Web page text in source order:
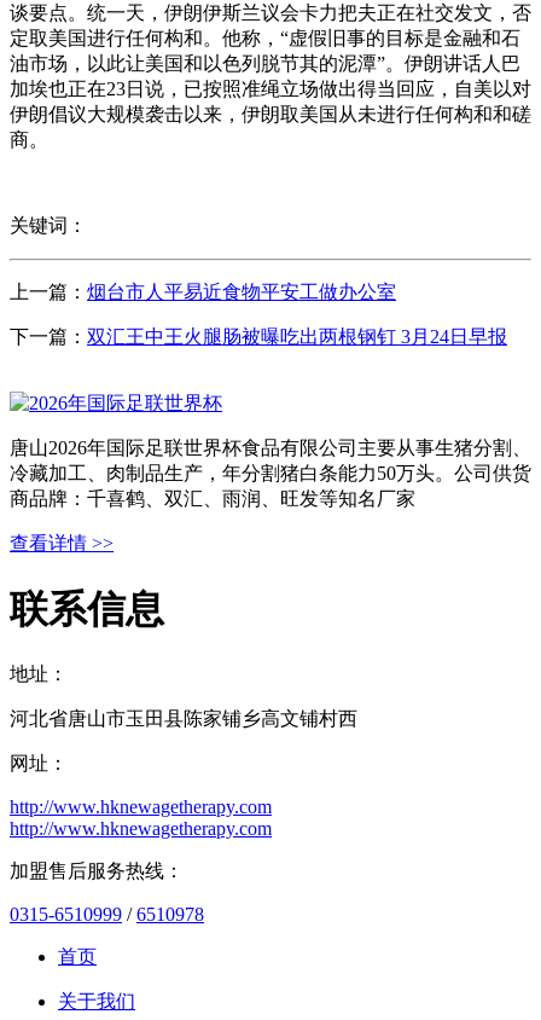
谈要点。统一天，伊朗伊斯兰议会卡力把夫正在社交发文，否
定取美国进行任何构和。他称，“虚假旧事的目标是金融和石
油市场，以此让美国和以色列脱节其的泥潭”。伊朗讲话人巴
加埃也正在23日说，已按照准绳立场做出得当回应，自美以对
伊朗倡议大规模袭击以来，伊朗取美国从未进行任何构和和磋
商。
关键词：
上一篇： 烟台市人平易近食物平安工做办公室
下一篇： 双汇王中王火腿肠被曝吃出两根钢钉 3月24日早报
唐山2026年国际足联世界杯食品有限公司主要从事生猪分割、
冷藏加工、肉制品生产，年分割猪白条能力50万头。公司供货
商品牌：千喜鹤、双汇、雨润、旺发等知名厂家
查看详情 >>
联系信息
地址：
河北省唐山市玉田县陈家铺乡高文铺村西
网址：
http://www.hknewagetherapy.com
http://www.hknewagetherapy.com
加盟售后服务热线：
0315-6510999 /6510978
首页
关于我们